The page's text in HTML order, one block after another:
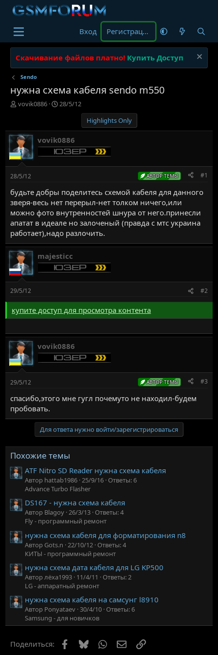
Вход Регистрация
Скачивание файлов платно! Купить Доступ
Sendo
нужна схема кабеля sendo m550
А
о
р
т
е
м
ы
vovik0886
Д
а
н
а
ч
а
28/5/12
Highlights Only
vovik0886
28/5/12 АВТОР ТЕМЫ #1
будьте добры поделитесь схемой кабеля для данного
зверя-весь нет перерыл-нет толком ничего,или
можно фото внутренностей шнура от него.принесли
апатат в идеале но залоченый (правда с мтс украина
работает),надо разлочить.
majesticc
29/5/12 #2
купите доступ для просмотра контента
vovik0886
29/5/12 АВТОР ТЕМЫ #3
спасибо,этого мне гугл почемуто не находил-будем
пробовать.
Для ответа нужно войти/зарегистрироваться
Похожие темы
ATF Nitro SD Reader нужна схема кабеля
Автор hattab1986 25/9/16 Ответы: 6
Advance Turbo Flasher
DS167 - нужна схема кабеля
Автор Blagoy 26/3/13 Ответы: 4
Fly - программный ремонт
нужна схема кабеля для форматирования n8
Автор Gots.n 22/10/12 Ответы: 4
КИТЫ - программный ремонт
нужна схема дата кабеля для LG KP500
Автор лёха1993 11/4/11
Ответы: 2
LG - аппаратный ремонт
нужна схема кабеля на самсунг l8910
Автор Ponyataev 30/4/10 Ответы: 6
Samsung - для новичков
Поделиться: Facebook
Bluesky WhatsAppЭлектронная почта
Ссылка